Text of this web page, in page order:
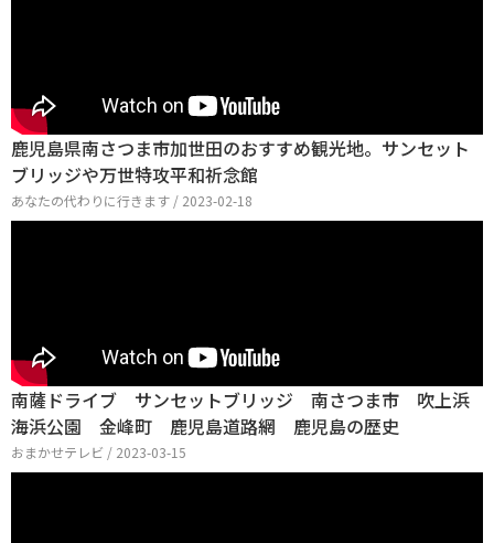
鹿児島県南さつま市加世田のおすすめ観光地。サンセット
ブリッジや万世特攻平和祈念館
あなたの代わりに行きます / 2023-02-18
南薩ドライブ サンセットブリッジ 南さつま市 吹上浜
海浜公園 金峰町 鹿児島道路網 鹿児島の歴史
おまかせテレビ / 2023-03-15